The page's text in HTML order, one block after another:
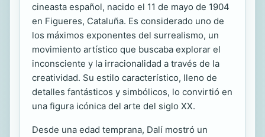
cineasta español, nacido el 11 de mayo de 1904
en Figueres, Cataluña. Es considerado uno de
los máximos exponentes del surrealismo, un
movimiento artístico que buscaba explorar el
inconsciente y la irracionalidad a través de la
creatividad. Su estilo característico, lleno de
detalles fantásticos y simbólicos, lo convirtió en
una figura icónica del arte del siglo XX.
Desde una edad temprana, Dalí mostró un